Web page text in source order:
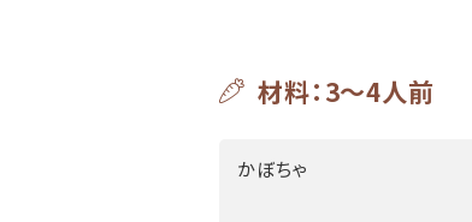
材料：3～4人前
かぼちゃ